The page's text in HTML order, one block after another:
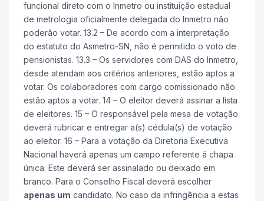
funcional direto com o Inmetro ou instituição estadual
de metrologia oficialmente delegada do Inmetro não
poderão votar. 13.2 – De acordo com a interpretação
do estatuto do Asmetro-SN, não é permitido o voto de
pensionistas. 13.3 – Os servidores com DAS do Inmetro,
desde atendam aos critérios anteriores, estão aptos a
votar. Os colaboradores com cargo comissionado não
estão aptos a votar. 14 – O eleitor deverá assinar a lista
de eleitores. 15 – O responsável pela mesa de votação
deverá rubricar e entregar a(s) cédula(s) de votação
ao eleitor. 16 – Para a votação da Diretoria Executiva
Nacional haverá apenas um campo referente á chapa
única. Este deverá ser assinalado ou deixado em
branco. Para o Conselho Fiscal deverá escolher
apenas um candidato. No caso da infringência a estas